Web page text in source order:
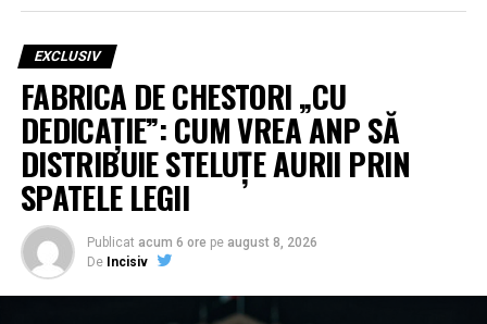
EXCLUSIV
FABRICA DE CHESTORI „CU
DEDICAȚIE”: CUM VREA ANP SĂ
DISTRIBUIE STELUȚE AURII PRIN
SPATELE LEGII
Publicat acum 6 ore pe august 8, 2026
De Incisiv